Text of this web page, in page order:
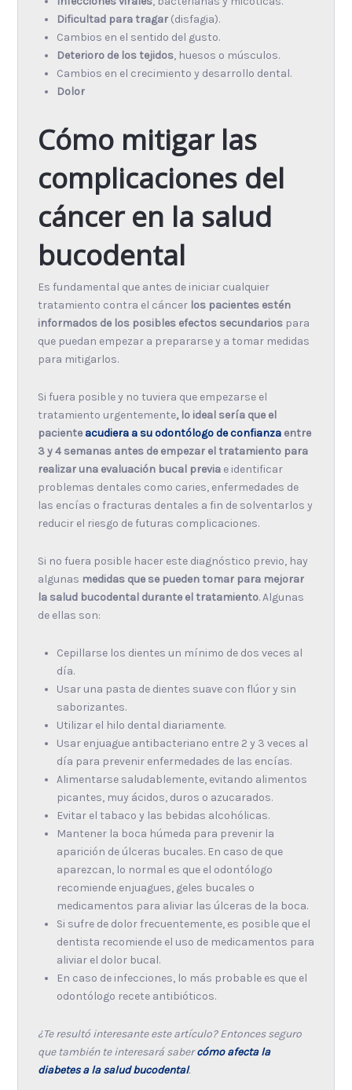
Dificultad para tragar(disfagia).
Cambios en el sentido del gusto.
Deterioro de los tejidos, huesos o músculos.
Cambios en el crecimiento y desarrollo dental.
Dolor
Cómo mitigar las
complicaciones del
cáncer en la salud
bucodental
Es fundamental que antes de iniciar cualquier
tratamiento contra el cáncer los pacientes estén
informados de los posibles efectos secundariospara
que puedan empezar a prepararse y a tomar medidas
para mitigarlos.
Si fuera posible y no tuviera que empezarse el
tratamiento urgentemente, lo ideal sería que el
pacienteacudiera a su odontólogo de confianzaentre
3 y 4 semanas antes de empezar el tratamiento para
realizar una evaluación bucal previae identificar
problemas dentales como caries, enfermedades de
las encías o fracturas dentales a fin de solventarlos y
reducir el riesgo de futuras complicaciones.
Si no fuera posible hacer este diagnóstico previo, hay
algunas medidas que se pueden tomar para mejorar
la salud bucodental durante el tratamiento. Algunas
de ellas son:
Cepillarse los dientes un mínimo de dos veces al
día.
Usar una pasta de dientes suave con flúor y sin
saborizantes.
Utilizar el hilo dental diariamente.
Usar enjuague antibacteriano entre 2 y 3 veces al
día para prevenir enfermedades de las encías.
Alimentarse saludablemente, evitando alimentos
picantes, muy ácidos, duros o azucarados.
Evitar el tabaco y las bebidas alcohólicas.
Mantener la boca húmeda para prevenir la
aparición de úlceras bucales. En caso de que
aparezcan, lo normal es que el odontólogo
recomiende enjuagues, geles bucales o
medicamentos para aliviar las úlceras de la boca.
Si sufre de dolor frecuentemente, es posible que el
dentista recomiende el uso de medicamentos para
aliviar el dolor bucal.
En caso de infecciones, lo más probable es que el
odontólogo recete antibióticos.
¿Te resultó interesante este artículo? Entonces seguro
que también te interesará sabercómo afecta la
diabetes a la salud bucodental.